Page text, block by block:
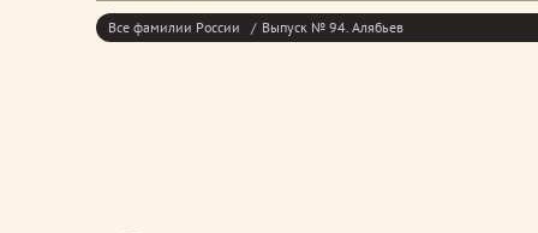
Все фамилии России Выпуск № 94. Алябьев